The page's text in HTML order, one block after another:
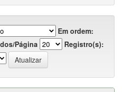
Em ordem:
Página
Registro(s):